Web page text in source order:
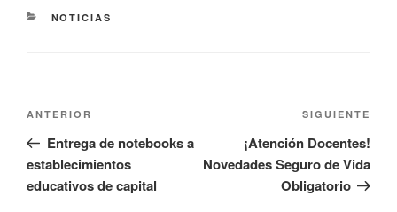
NOTICIAS
ANTERIOR
Entrega de notebooks a
establecimientos
educativos de capital
SIGUIENTE
¡Atención Docentes!
Novedades Seguro de Vida
Obligatorio